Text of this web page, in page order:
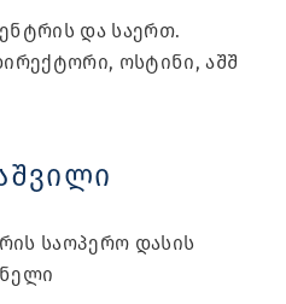
და საერთ.
ოსტინი, აშშ
საოპერო დასის